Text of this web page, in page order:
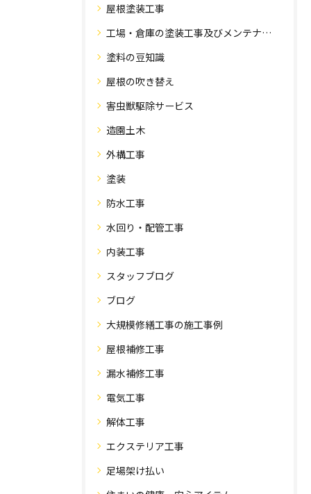
屋根塗装工事
工場・倉庫の塗装工事及びメンテナンス
塗料の豆知識
屋根の吹き替え
害虫獣駆除サービス
造園土木
外構工事
塗装
防水工事
水回り・配管工事
内装工事
スタッフブログ
ブログ
大規模修繕工事の施工事例
屋根補修工事
漏水補修工事
電気工事
解体工事
エクステリア工事
足場架け払い